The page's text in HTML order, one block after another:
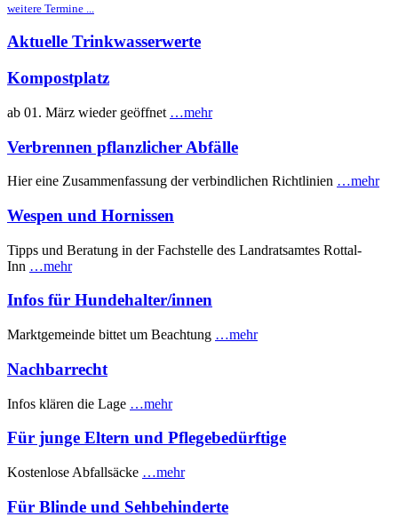
weitere Termine ...
Aktuelle Trinkwasserwerte
Kompostplatz
ab 01. März wieder geöffnet …mehr
Verbrennen pflanzlicher Abfälle
Hier eine Zusammenfassung der verbindlichen Richtlinien …mehr
Wespen und Hornissen
Tipps und Beratung in der Fachstelle des Landratsamtes Rottal-
Inn …mehr
Infos für Hundehalter/innen
Marktgemeinde bittet um Beachtung …mehr
Nachbarrecht
Infos klären die Lage …mehr
Für junge Eltern und Pflegebedürftige
Kostenlose Abfallsäcke …mehr
Für Blinde und Sehbehinderte